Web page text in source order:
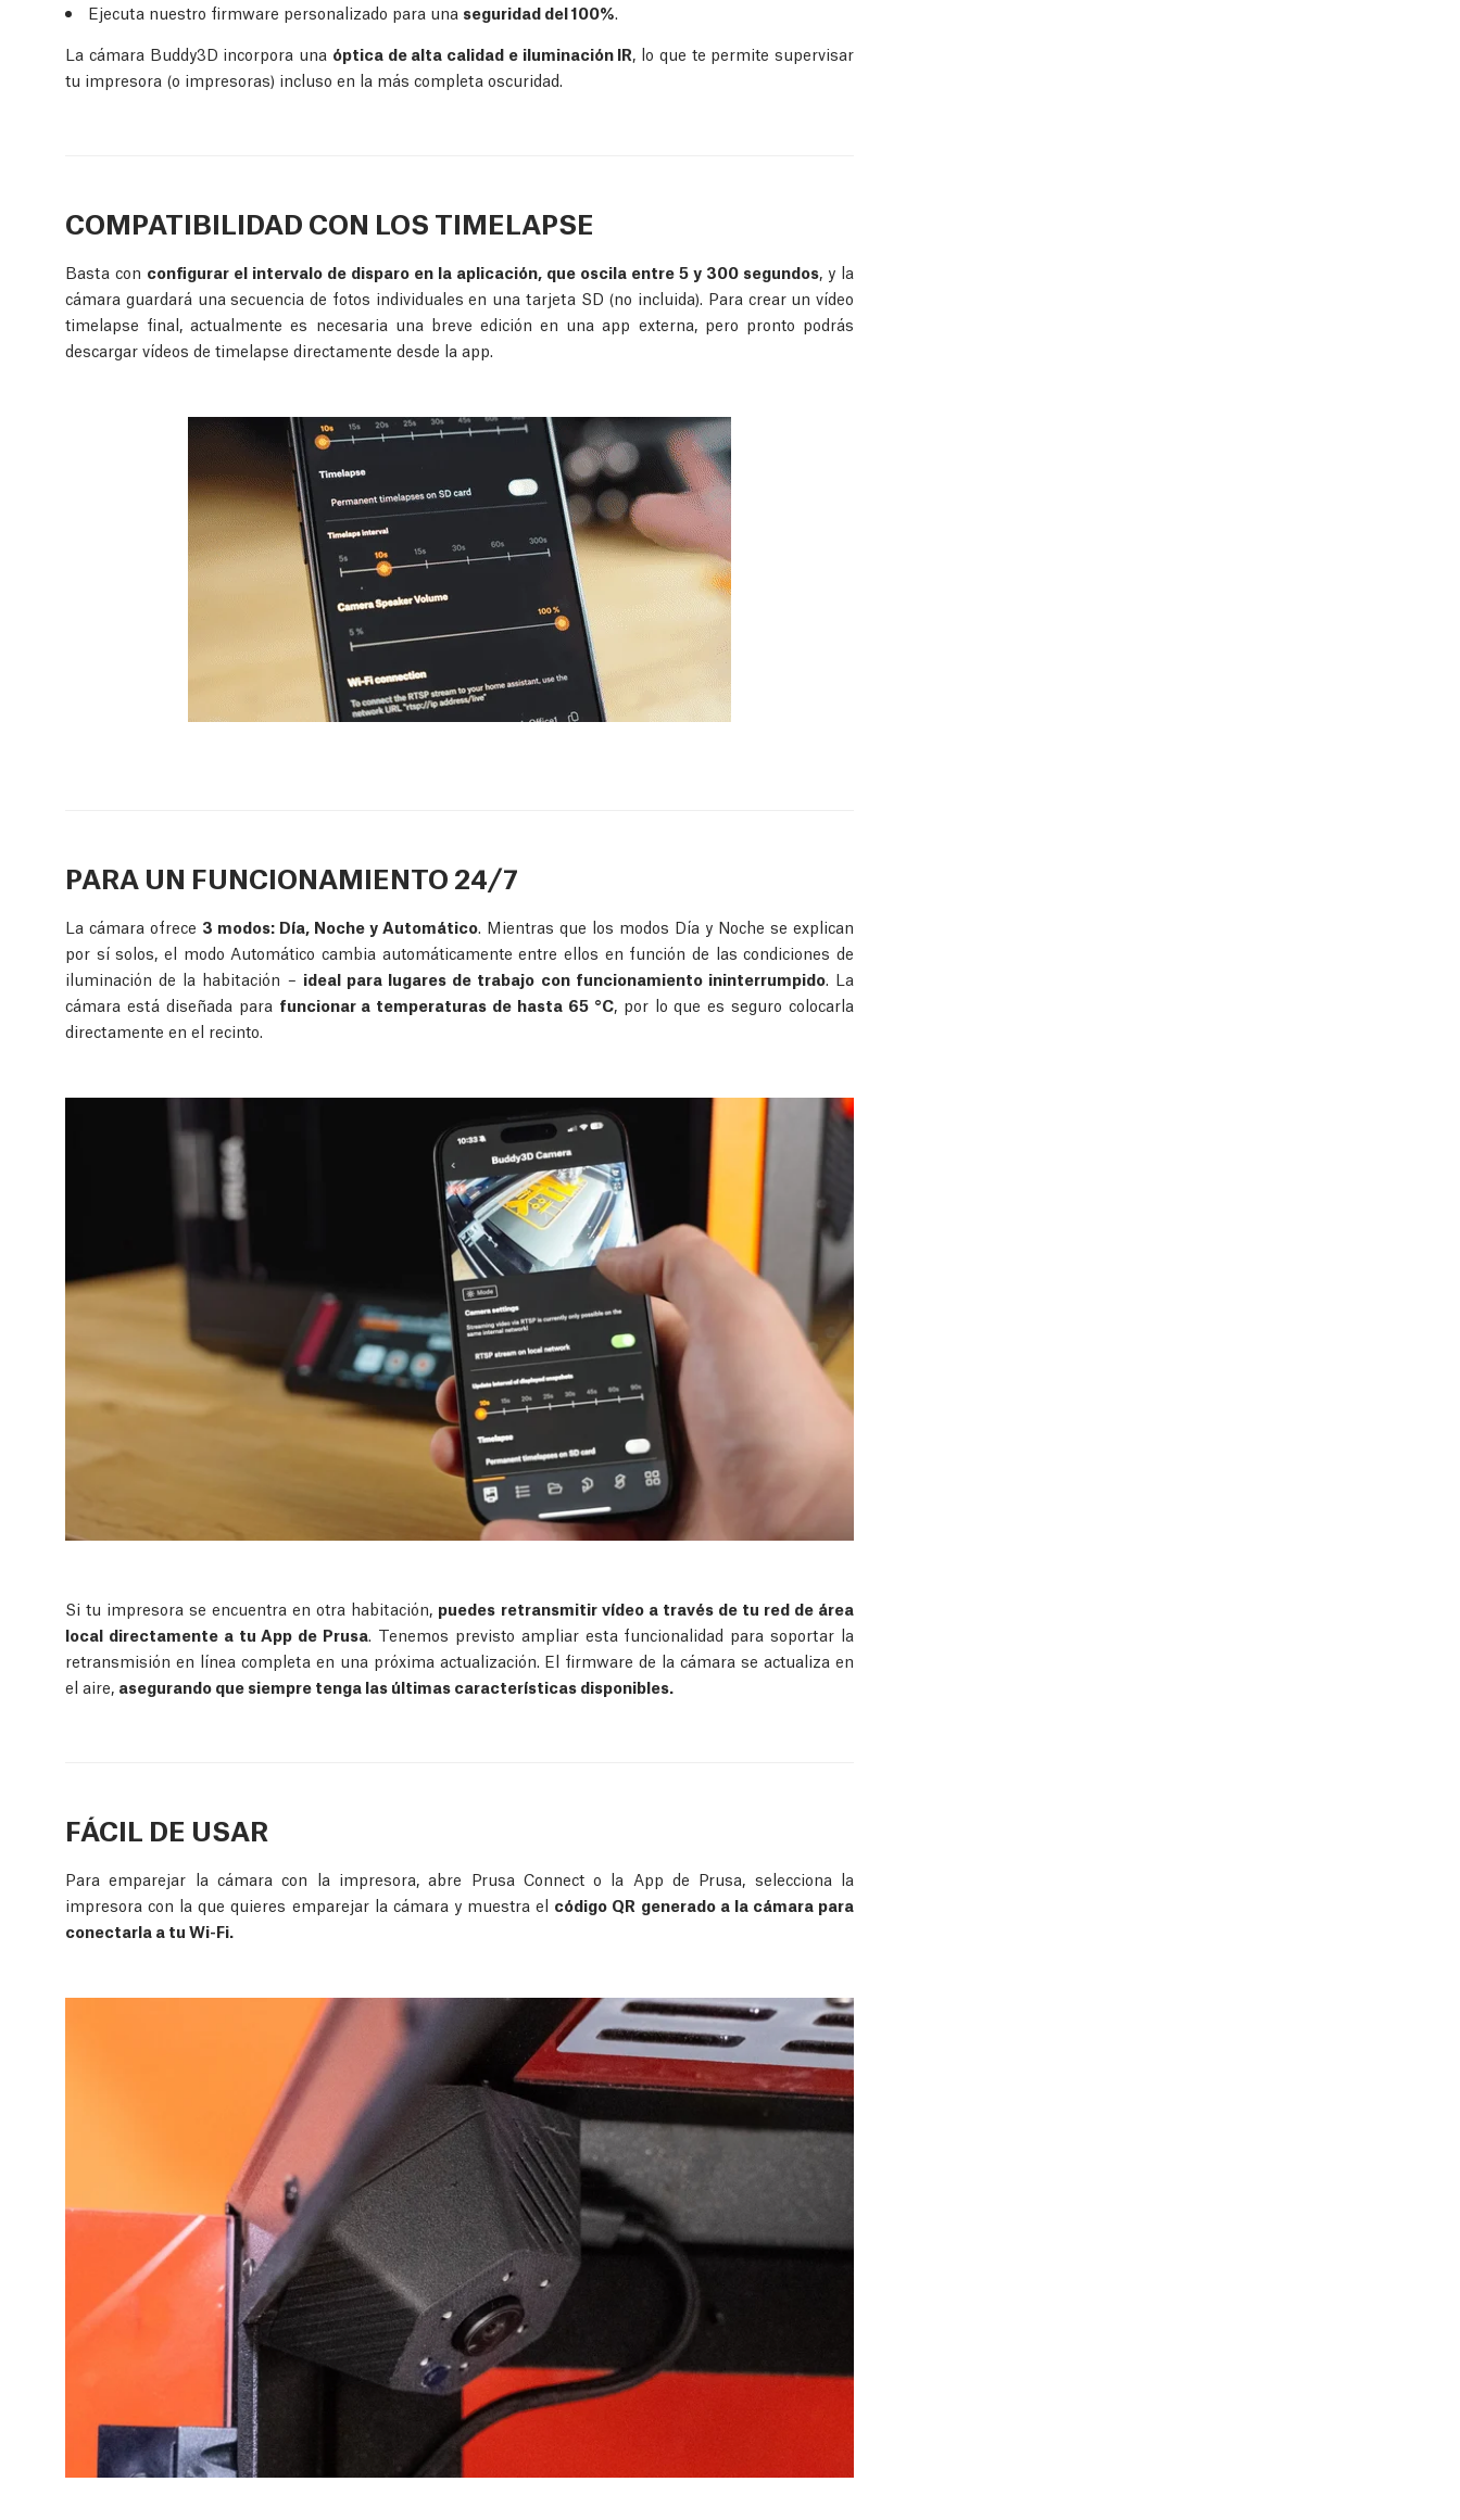
Ejecuta nuestro firmware personalizado para una seguridad del 100%.
La cámara Buddy3D incorpora una óptica de alta calidad e iluminación IR, lo que te permite supervisar
tu impresora (o impresoras) incluso en la más completa oscuridad.
COMPATIBILIDAD CON LOS TIMELAPSE
Basta con configurar el intervalo de disparo en la aplicación, que oscila entre 5 y 300 segundos, y la
cámara guardará una secuencia de fotos individuales en una tarjeta SD (no incluida). Para crear un vídeo
timelapse final, actualmente es necesaria una breve edición en una app externa, pero pronto podrás
descargar vídeos de timelapse directamente desde la app.
PARA UN FUNCIONAMIENTO 24/7
La cámara ofrece 3 modos: Día, Noche y Automático . Mientras que los modos Día y Noche se explican
por sí solos, el modo Automático cambia automáticamente entre ellos en función de las condiciones de
iluminación de la habitación – ideal para lugares de trabajo con funcionamiento ininterrumpido. La
cámara está diseñada para funcionar a temperaturas de hasta 65 °C, por lo que es seguro colocarla
directamente en el recinto.
Si tu impresora se encuentra en otra habitación, puedes retransmitir vídeo a través de tu red de área
local directamente a tu App de Prusa . Tenemos previsto ampliar esta funcionalidad para soportar la
retransmisión en línea completa en una próxima actualización. El firmware de la cámara se actualiza en
el aire, asegurando que siempre tenga las últimas características disponibles.
FÁCIL DE USAR
Para emparejar la cámara con la impresora, abre Prusa Connect o la App de Prusa, selecciona la
impresora con la que quieres emparejar la cámara y muestra el código QR generado a la cámara para
conectarla a tu Wi-Fi.